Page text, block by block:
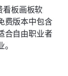
板画板软
费版本中包含
合自由职业者